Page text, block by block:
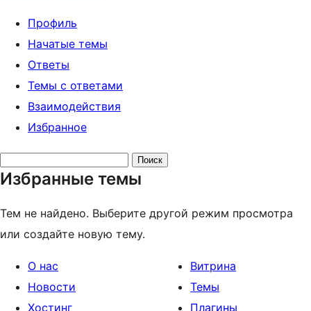
Профиль
Начатые темы
Ответы
Темы с ответами
Взаимодействия
Избранное
тем:
Избранные темы
Тем не найдено. Выберите другой режим просмотра
или создайте новую тему.
О нас
Новости
Хостинг
Витрина
Темы
Плагины